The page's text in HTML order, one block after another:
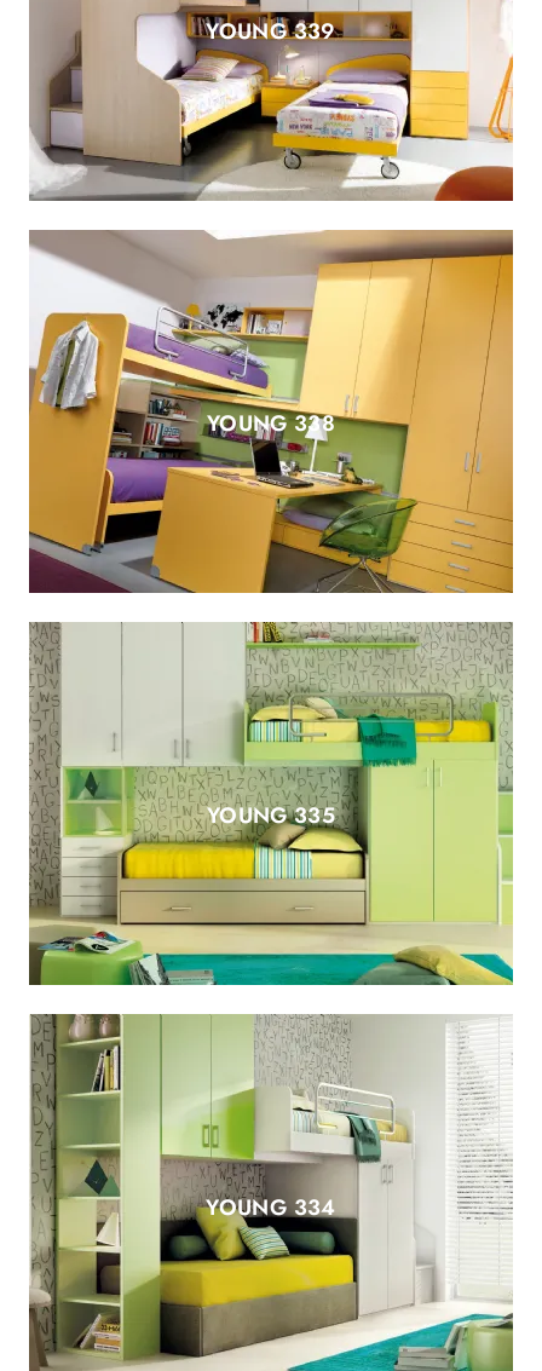
YOUNG 339
YOUNG 338
YOUNG 335
YOUNG 334